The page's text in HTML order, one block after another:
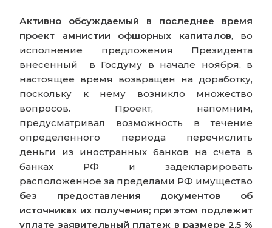
Активно обсуждаемый в последнее время
проект амнистии офшорных капиталов, во
исполнение предложения Президента
внесенный в Госдуму в начале ноября, в
настоящее время возвращен на доработку,
поскольку к нему возникло множество
вопросов. Проект, напомним,
предусматривал возможность в течение
определенного периода перечислить
деньги из иностранных банков на счета в
банках РФ и задекларировать
расположенное за пределами РФ имущество
без предоставления документов об
источниках их получения; при этом подлежит
уплате заявительный платеж в размере 2,5 %